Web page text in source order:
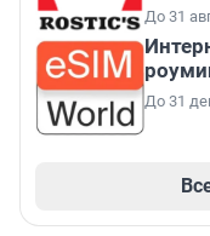
До 31
До 31